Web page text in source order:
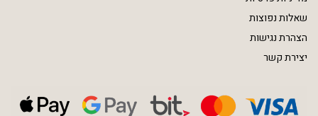
שאלות נפוצות
הצהרת נגישות
יצירת קשר